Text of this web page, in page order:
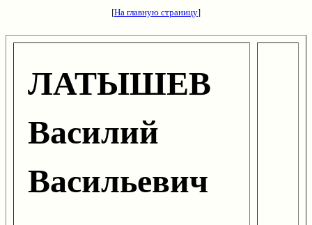
[На главную страницу]
ЛАТЫШЕВ
Василий
Васильевич